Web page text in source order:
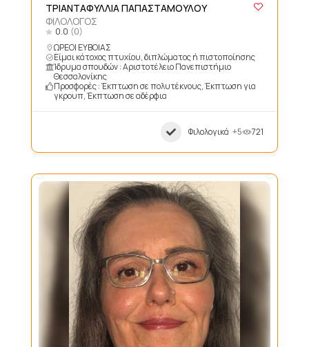
ΤΡΙΑΝΤΑΦΥΛΛΙΑ ΠΑΠΑΣΤΑΜΟΥΛΟΥ
ΦΙΛΟΛΟΓΟΣ
0.0 (0)
ΩΡΕΟΙ ΕΥΒΟΙΑΣ
Είμαι κάτοχος πτυχίου, διπλώματος ή πιστοποίησης
Ίδρυμα σπουδών : Αριστοτέλειο Πανεπιστήμιο
Θεσσαλονίκης
Προσφορές : Έκπτωση σε πολυτέκνους, Έκπτωση για
γκρουπ, Έκπτωση σε αδέρφια
Φιλολογικά +5 721